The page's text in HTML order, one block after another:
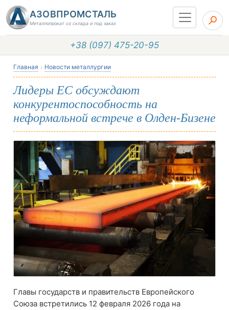
АЗОВПРОМСТАЛЬ
Металлопрокат со склада и под заказ
+38 (097) 475-20-95
Главная Новости металлургии
Лидеры ЕС обсуждают
конкурентоспособность на
неформальной встрече в Олден-Бизене
Главы государств и правительств Европейского
Союза встретились 12 февраля 2026 года на